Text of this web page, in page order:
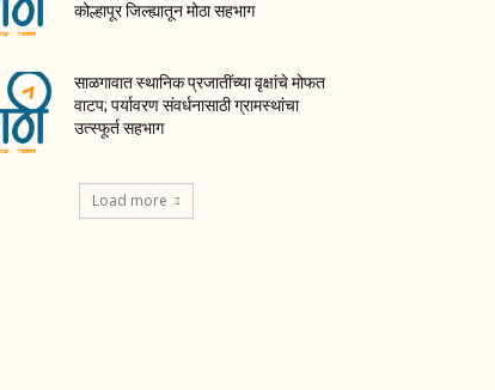
कोल्हापूर जिल्ह्यातून मोठा सहभाग
साळगावात स्थानिक प्रजातींच्या वृक्षांचे मोफत
वाटप; पर्यावरण संवर्धनासाठी ग्रामस्थांचा
उत्स्फूर्त सहभाग
Load more